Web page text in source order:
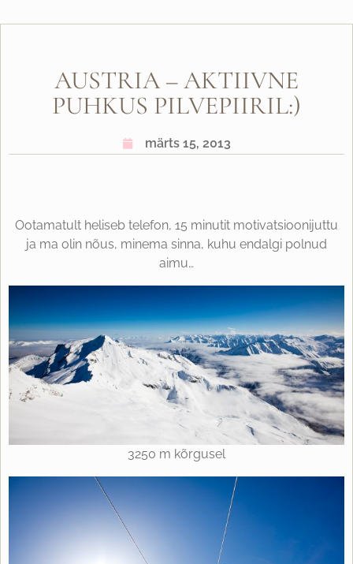
AUSTRIA – AKTIIVNE
PUHKUS PILVEPIIRIL:)
märts 15, 2013
Ootamatult heliseb telefon, 15 minutit motivatsioonijuttu
ja ma olin nõus, minema sinna, kuhu endalgi polnud
aimu…
3250 m kõrgusel